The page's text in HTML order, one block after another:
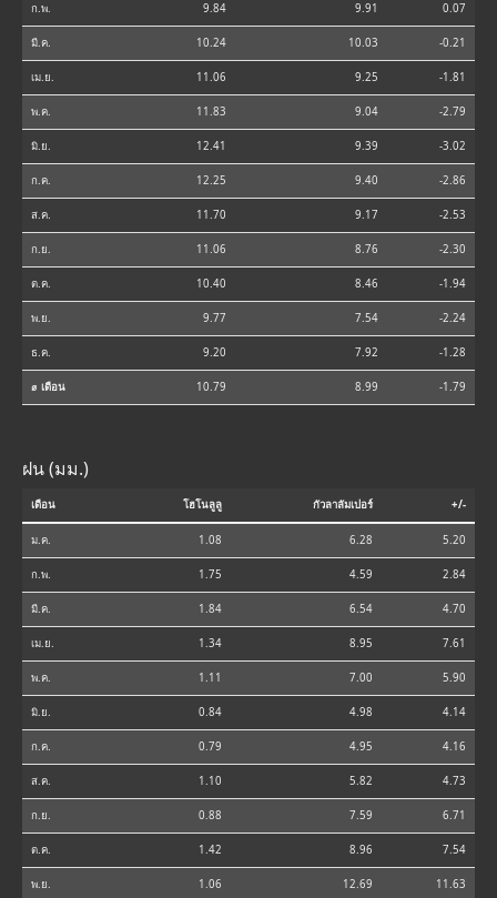
ก.พ. 9.84 9.91 0.07
มี.ค. 10.24 10.03 -0.21
เม.ย. 11.06 9.25 -1.81
พ.ค. 11.83 9.04 -2.79
มิ.ย. 12.41 9.39 -3.02
ก.ค. 12.25 9.40 -2.86
ส.ค. 11.70 9.17 -2.53
ก.ย. 11.06 8.76 -2.30
ต.ค. 10.40 8.46 -1.94
พ.ย. 9.77 7.54 -2.24
ธ.ค. 9.20 7.92 -1.28
⌀ เดือน 10.79 8.99 -1.79
ฝน (มม.)
เดือน โฮโนลูลู กัวลาลัมเปอร์ +/-
ม.ค. 1.08 6.28 5.20
ก.พ. 1.75 4.59 2.84
มี.ค. 1.84 6.54 4.70
เม.ย. 1.34 8.95 7.61
พ.ค. 1.11 7.00 5.90
มิ.ย. 0.84 4.98 4.14
ก.ค. 0.79 4.95 4.16
ส.ค. 1.10 5.82 4.73
ก.ย. 0.88 7.59 6.71
ต.ค. 1.42 8.96 7.54
พ.ย. 1.06 12.69 11.63